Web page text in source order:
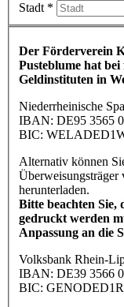
Stadt *
Der Förderverein
Pusteblume hat bei
Geldinstituten in
Niederrheinische
IBAN: DE95 3565
BIC:
Alternativ können
Überweisungsträger
herunterladen.
Bitte beachten Sie,
gedruckt werden
Anpassung an die
Volksbank Rhein-
IBAN: DE39 3566
BIC: